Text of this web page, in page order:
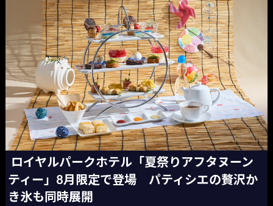
ロイヤルパークホテル「夏祭りアフタヌーン
ティー」8月限定で登場 パティシエの贅沢か
き氷も同時展開